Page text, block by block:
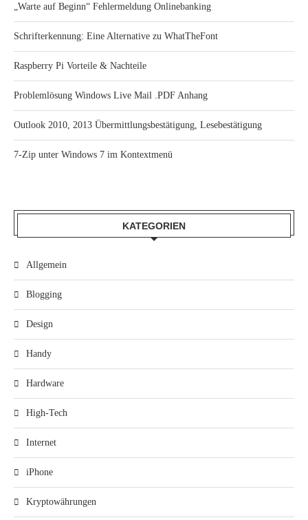
„Warte auf Beginn“ Fehlermeldung Onlinebanking
Schrifterkennung: Eine Alternative zu WhatTheFont
Raspberry Pi Vorteile & Nachteile
Problemlösung Windows Live Mail .PDF Anhang
Outlook 2010, 2013 Übermittlungsbestätigung, Lesebestätigung
7-Zip unter Windows 7 im Kontextmenü
KATEGORIEN
Allgemein
Blogging
Design
Handy
Hardware
High-Tech
Internet
iPhone
Kryptowährungen